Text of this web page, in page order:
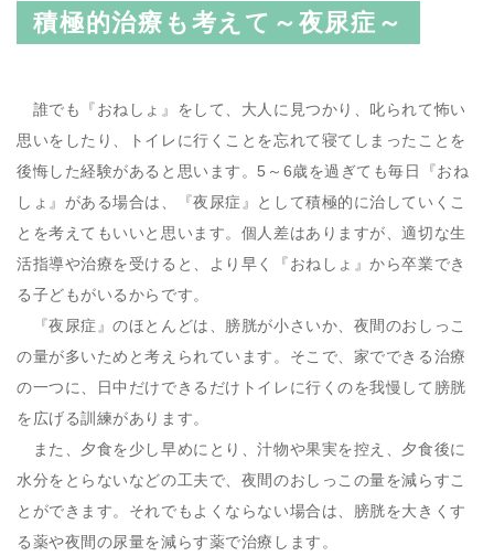
積極的治療も考えて～夜尿症～
誰でも『おねしょ』をして、大人に見つかり、叱られて怖い
思いをしたり、トイレに行くことを忘れて寝てしまったことを
後悔した経験があると思います。5～6歳を過ぎても毎日『おね
しょ』がある場合は、『夜尿症』として積極的に治していくこ
とを考えてもいいと思います。個人差はありますが、適切な生
活指導や治療を受けると、より早く『おねしょ』から卒業でき
る子どもがいるからです。
『夜尿症』のほとんどは、膀胱が小さいか、夜間のおしっこ
の量が多いためと考えられています。そこで、家でできる治療
の一つに、日中だけできるだけトイレに行くのを我慢して膀胱
を広げる訓練があります。
また、夕食を少し早めにとり、汁物や果実を控え、夕食後に
水分をとらないなどの工夫で、夜間のおしっこの量を減らすこ
とができます。それでもよくならない場合は、膀胱を大きくす
る薬や夜間の尿量を減らす薬で治療します。